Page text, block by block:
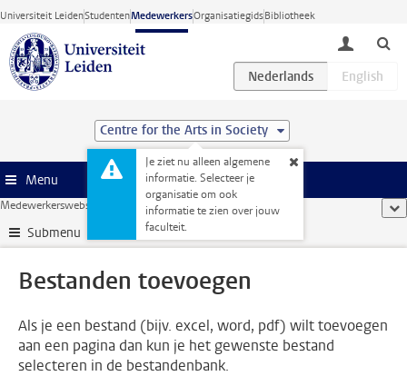
Ga direct naar de inhoud
Universiteit LeidenStudentenMedewerkersOrganisatiegidsBibliotheek
toggle
Centre for the Arts in Society
Je ziet nu alleen algemene
informatie. Selecteer je
organisatie om ook
informatie te zien over jouw
faculteit.
Menu
Medewerkerswebsite Bestanden toevoegen
Submenu
Bestanden toevoegen
Als je een bestand (bijv. excel, word, pdf) wilt toevoegen
aan een pagina dan kun je het gewenste bestand
selecteren in de bestandenbank.